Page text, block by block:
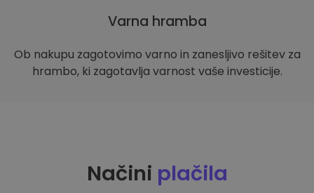
Varna hramba
Ob nakupu zagotovimo varno in zanesljivo rešitev za
hrambo, ki zagotavlja varnost vaše investicije.
Načini plačila